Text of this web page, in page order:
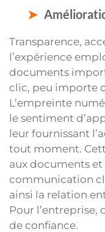
Transparence,
l’expérience
documents
clic, peu importe
L’empreinte
le sentiment
leur fournissant
tout moment.
aux documents et
communication
ainsi la relation
Pour l’entreprise,
de confiance.